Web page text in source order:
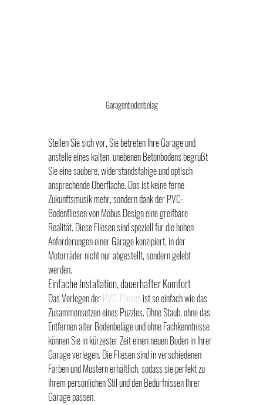
Garagenbodenbelag
Stellen Sie sich vor, Sie betreten Ihre Garage und
anstelle eines kalten, unebenen Betonbodens begrüßt
Sie eine saubere, widerstandsfähige und optisch
ansprechende Oberfläche. Das ist keine ferne
Zukunftsmusik mehr, sondern dank der PVC-
Bodenfliesen von Möbus Design eine greifbare
Realität. Diese Fliesen sind speziell für die hohen
Anforderungen einer Garage konzipiert, in der
Motorräder nicht nur abgestellt, sondern gelebt
werden.
Einfache Installation, dauerhafter Komfort
Das Verlegen der PVC-Fliesen ist so einfach wie das
Zusammensetzen eines Puzzles. Ohne Staub, ohne das
Entfernen alter Bodenbeläge und ohne Fachkenntnisse
können Sie in kürzester Zeit einen neuen Boden in Ihrer
Garage verlegen. Die Fliesen sind in verschiedenen
Farben und Mustern erhältlich, sodass sie perfekt zu
Ihrem persönlichen Stil und den Bedürfnissen Ihrer
Garage passen.